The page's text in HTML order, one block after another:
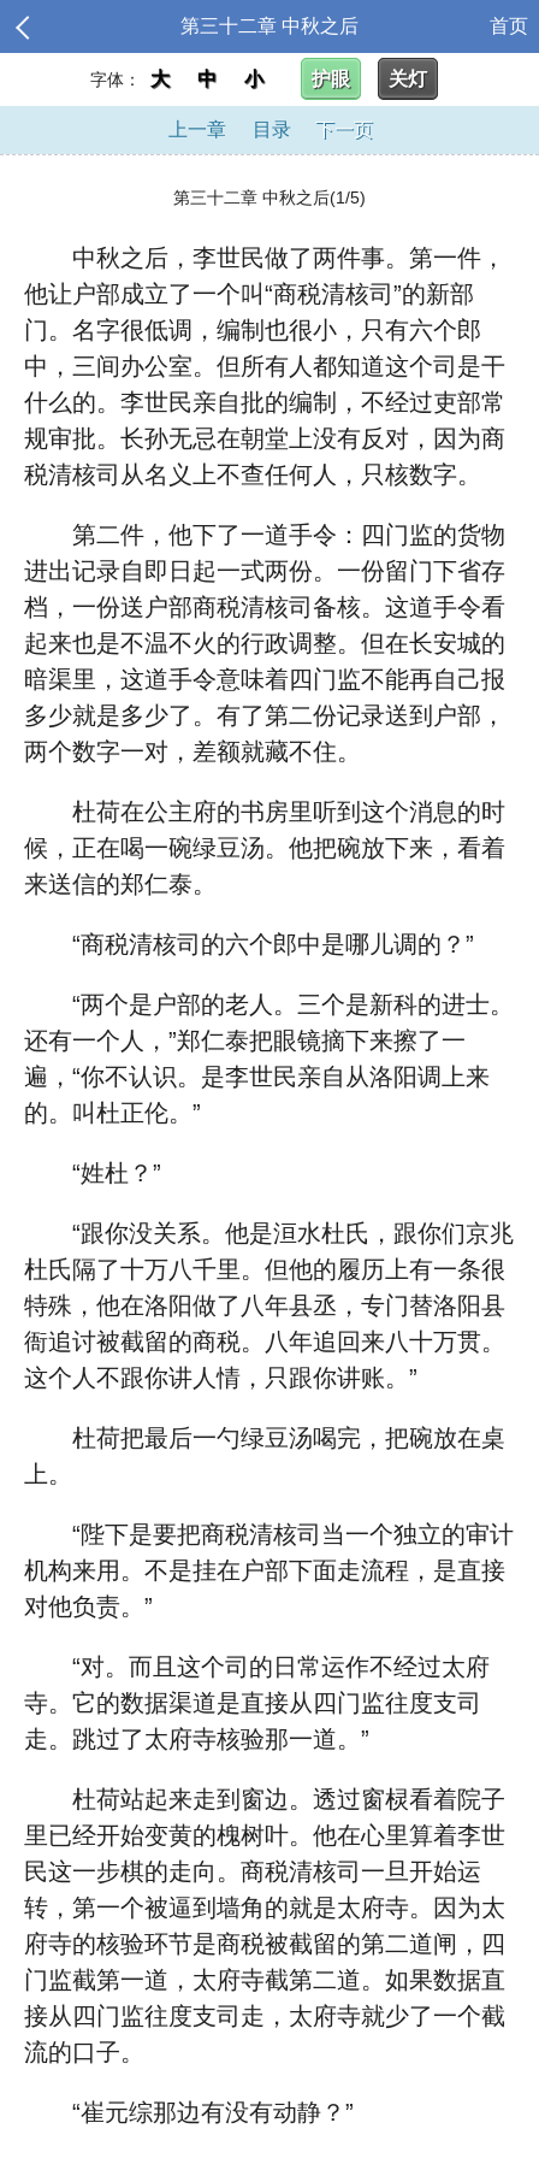
第三十二章 中秋之后 首页
字体： 大 中 小 护眼 关灯
上一章 目录 下一页
第三十二章 中秋之后(1/5)
中秋之后，李世民做了两件事。第一件，
他让户部成立了一个叫“商税清核司”的新部
门。名字很低调，编制也很小，只有六个郎
中，三间办公室。但所有人都知道这个司是干
什么的。李世民亲自批的编制，不经过吏部常
规审批。长孙无忌在朝堂上没有反对，因为商
税清核司从名义上不查任何人，只核数字。
第二件，他下了一道手令：四门监的货物
进出记录自即日起一式两份。一份留门下省存
档，一份送户部商税清核司备核。这道手令看
起来也是不温不火的行政调整。但在长安城的
暗渠里，这道手令意味着四门监不能再自己报
多少就是多少了。有了第二份记录送到户部，
两个数字一对，差额就藏不住。
杜荷在公主府的书房里听到这个消息的时
候，正在喝一碗绿豆汤。他把碗放下来，看着
来送信的郑仁泰。
“商税清核司的六个郎中是哪儿调的？”
“两个是户部的老人。三个是新科的进士。
还有一个人，”郑仁泰把眼镜摘下来擦了一
遍，“你不认识。是李世民亲自从洛阳调上来
的。叫杜正伦。”
“姓杜？”
“跟你没关系。他是洹水杜氏，跟你们京兆
杜氏隔了十万八千里。但他的履历上有一条很
特殊，他在洛阳做了八年县丞，专门替洛阳县
衙追讨被截留的商税。八年追回来八十万贯。
这个人不跟你讲人情，只跟你讲账。”
杜荷把最后一勺绿豆汤喝完，把碗放在桌
上。
“陛下是要把商税清核司当一个独立的审计
机构来用。不是挂在户部下面走流程，是直接
对他负责。”
“对。而且这个司的日常运作不经过太府
寺。它的数据渠道是直接从四门监往度支司
走。跳过了太府寺核验那一道。”
杜荷站起来走到窗边。透过窗棂看着院子
里已经开始变黄的槐树叶。他在心里算着李世
民这一步棋的走向。商税清核司一旦开始运
转，第一个被逼到墙角的就是太府寺。因为太
府寺的核验环节是商税被截留的第二道闸，四
门监截第一道，太府寺截第二道。如果数据直
接从四门监往度支司走，太府寺就少了一个截
流的口子。
“崔元综那边有没有动静？”